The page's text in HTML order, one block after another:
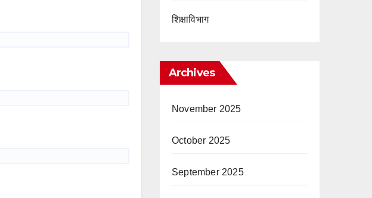
शिक्षाविभाग
Archives
November 2025
October 2025
September 2025